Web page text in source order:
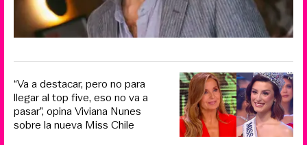
“Va a destacar, pero no para
llegar al top five, eso no va a
pasar”, opina Viviana Nunes
sobre la nueva Miss Chile